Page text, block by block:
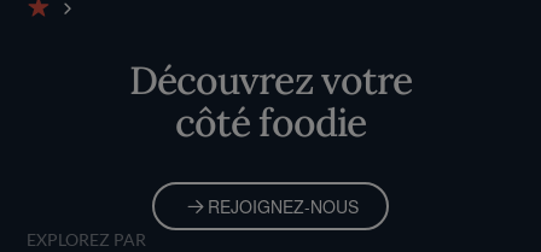
Découvrez votre
côté foodie
REJOIGNEZ-NOUS
EXPLOREZ PAR